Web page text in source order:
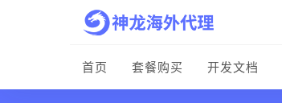
首页 套餐购买 开发文档